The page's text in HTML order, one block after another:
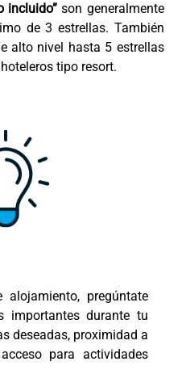
incluido” son generalmente
de 3 estrellas. También
alto nivel hasta 5 estrellas
tipo resort.
pregúntate
importantes durante tu
deseadas, proximidad a
para actividades